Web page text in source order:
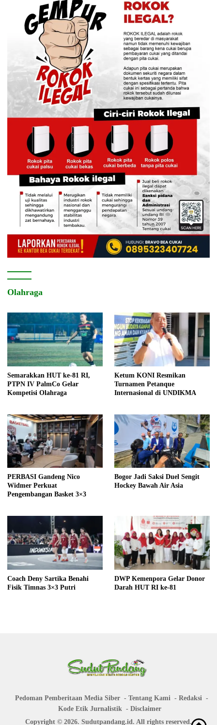
Olahraga
Semarakkan HUT ke-81 RI,
PTPN IV PalmCo Gelar
Kompetisi Olahraga
Ketum KONI Resmikan
Turnamen Petanque
Internasional di UNDIKMA
PERBASI Gandeng Nico
Widmer Perkuat
Pengembangan Basket 3×3
Bogor Jadi Saksi Duel Sengit
Hockey Bawah Air Asia
Coach Deny Sartika Benahi
Fisik Timnas 3×3 Putri
DWP Kemenpora Gelar Donor
Darah HUT RI ke-81
Pedoman Pemberitaan Media Siber Tentang Kami
Redaksi
Kode Etik Jurnalistik
Disclaimer
Copyright © 2026. Sudutpandang.id. All rights reserved.